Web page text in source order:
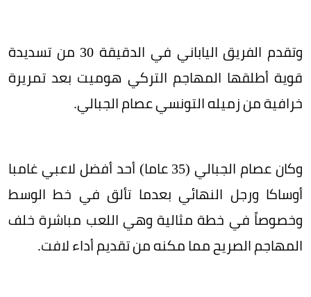
وتقدم الفريق الياباني في الدقيقة 30 من تسديدة
قوية أطلقها المهاجم التركي هوميت بعد تمريرة
خرافية من زميله التونسي عصام الجبالي.
وكان عصام الجبالي (35 عاما) أحد أفضل لاعبي غامبا
أوساكا ورجل النهائي بعدما تألق في خط الوسط
وخصوصاً في خطة مثالية وهي اللعب مباشرة خلف
المهاجم الصريح مما مكنه من تقديم أداء لافت.